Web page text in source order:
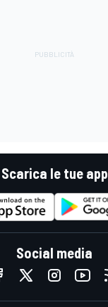
Scarica le tue app
Social media